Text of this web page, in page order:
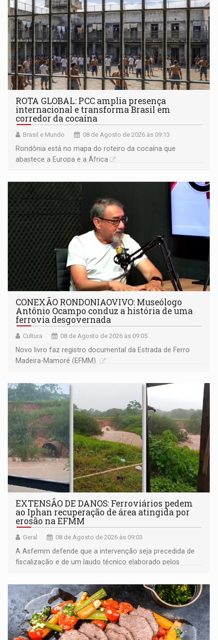
ROTA GLOBAL: PCC amplia presença
internacional e transforma Brasil em
corredor da cocaína
Brasil e Mundo 08 de Agosto de 2026 às 09:13
Rondônia está no mapa do roteiro da cocaína que
abastece a Europa e a África
CONEXÃO RONDONIAOVIVO: Museólogo
Antônio Ocampo conduz a história de uma
ferrovia desgovernada
Cultura 08 de Agosto de 2026 às 09:05
Novo livro faz registro documental da Estrada de Ferro
Madeira-Mamoré (EFMM)
EXTENSÃO DE DANOS: Ferroviários pedem
ao Iphan recuperação de área atingida por
erosão na EFMM
Geral 08 de Agosto de 2026 às 09:03
A Asfemm defende que a intervenção seja precedida de
fiscalização e de um laudo técnico elaborado pelos